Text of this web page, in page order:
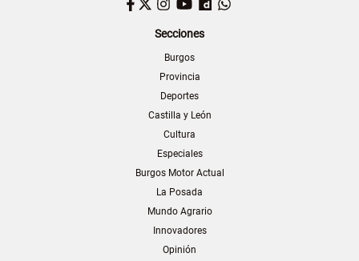
Facebook
TwitterInstagram
YouTubeDailymotion
Secciones
Burgos
Provincia
Deportes
Castilla y León
Cultura
Especiales
Burgos Motor Actual
La Posada
Mundo Agrario
Innovadores
Opinión